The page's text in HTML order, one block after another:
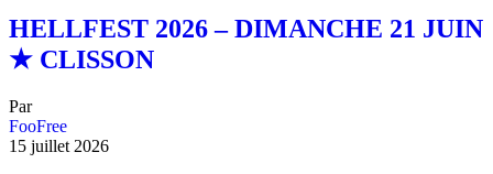
HELLFEST 2026 – DIMANCHE 21 JUIN
★ CLISSON
Par
FooFree
15 juillet 2026